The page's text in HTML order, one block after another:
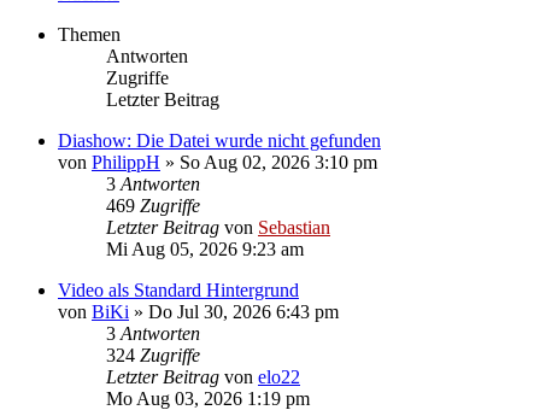
Themen
Antworten
Zugriffe
Letzter Beitrag
Diashow: Die Datei wurde nicht gefunden
von PhilippH » So Aug 02, 2026 3:10 pm
3 Antworten
469 Zugriffe
Letzter Beitrag von Sebastian
Mi Aug 05, 2026 9:23 am
Video als Standard Hintergrund
von BiKi » Do Jul 30, 2026 6:43 pm
3 Antworten
324 Zugriffe
Letzter Beitrag von elo22
Mo Aug 03, 2026 1:19 pm